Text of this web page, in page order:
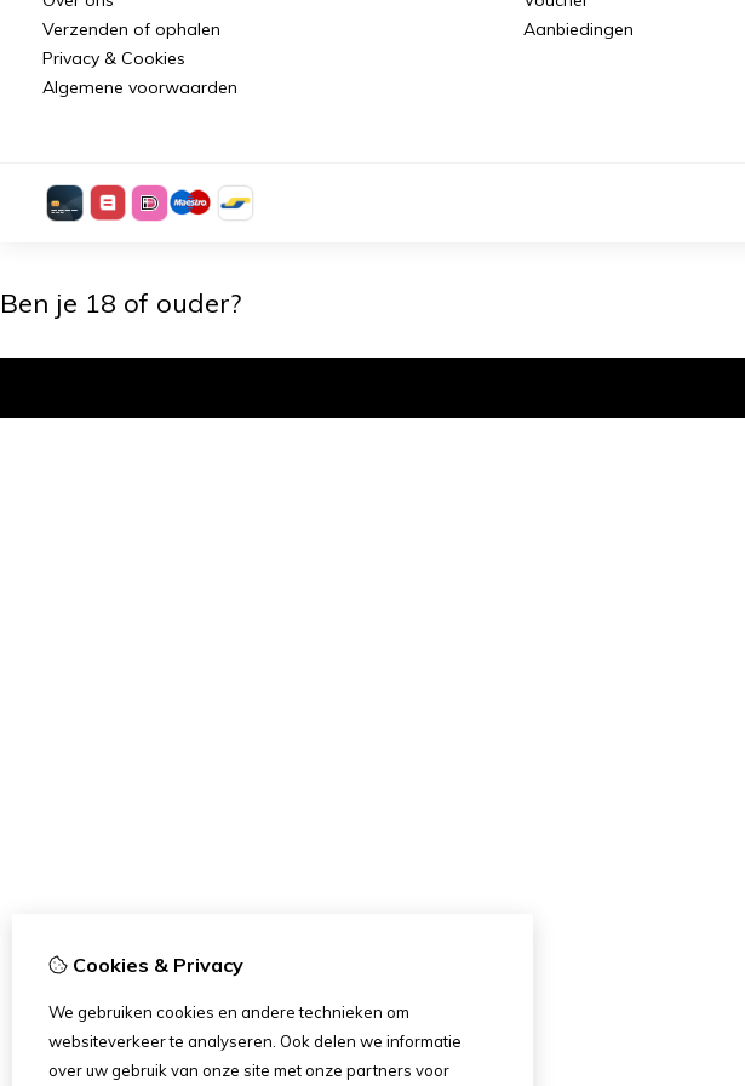
Verzenden of ophalen
Privacy & Cookies
Algemene voorwaarden
Aanbiedingen
Cookies & Privacy
We gebruiken cookies en andere technieken om
websiteverkeer te analyseren. Ook delen we informatie
over uw gebruik van onze site met onze partners voor
Ben je 18 of ouder?